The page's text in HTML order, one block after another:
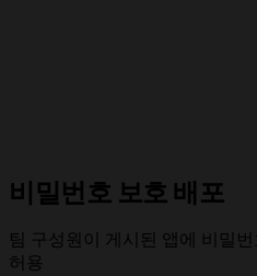
비밀번호 보호 배포
팀 구성원이 게시된 앱에 비밀
허용